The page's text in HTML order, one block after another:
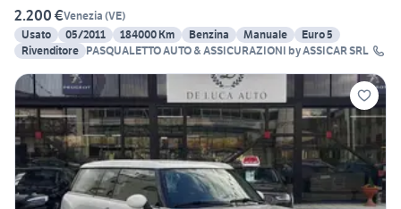
2.200 €Venezia (VE)
Usato
05/2011 184000 Km Benzina Manuale
Euro 5
Rivenditore
PASQUALETTO AUTO & ASSICURAZIONI by ASSICAR SRL